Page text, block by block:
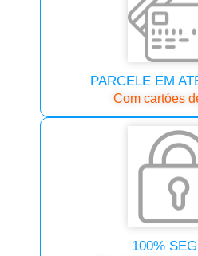
PARCELE EM
Com cartóes
100%